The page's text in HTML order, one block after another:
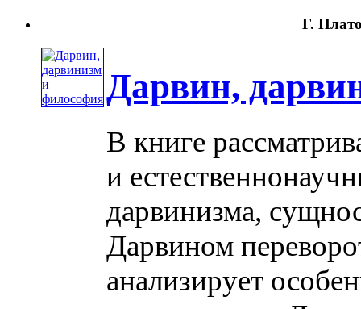
Г.
Дарвин,
В книге
и
дарвинизма,
Дарвином
анализирует